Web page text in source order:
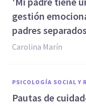
gestión
padres separados
Carolina Marín
PSICOLOGÍA SOCIAL Y
Pautas de